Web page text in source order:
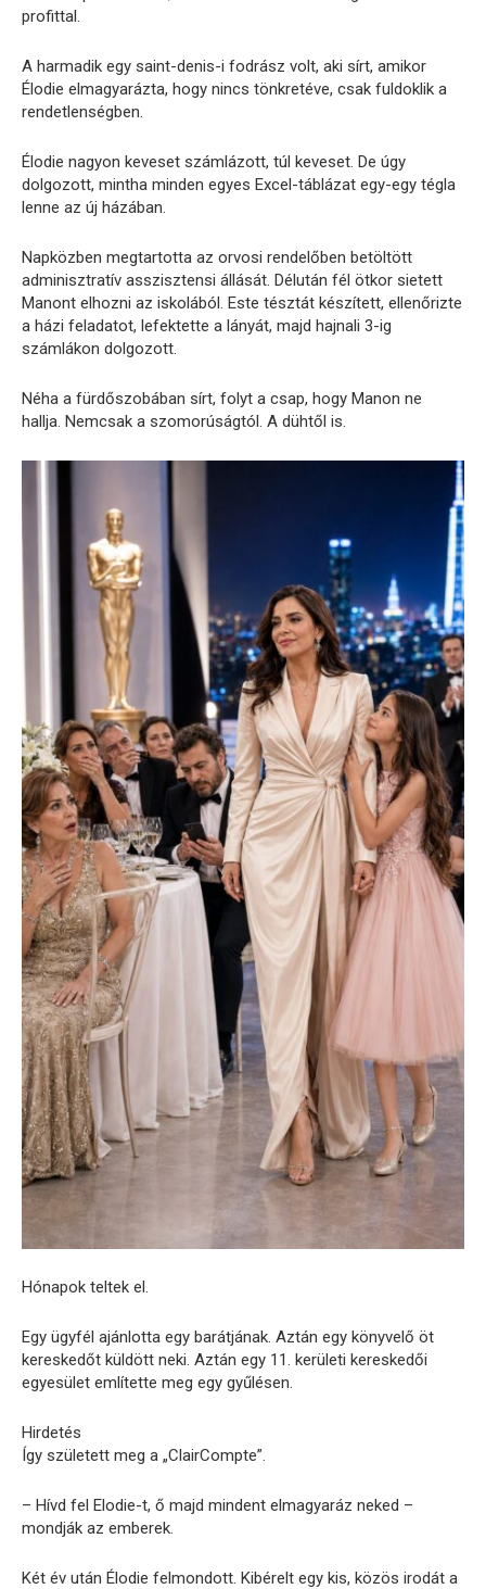
profittal.
A harmadik egy saint-denis-i fodrász volt, aki sírt, amikor
Élodie elmagyarázta, hogy nincs tönkretéve, csak fuldoklik a
rendetlenségben.
Élodie nagyon keveset számlázott, túl keveset. De úgy
dolgozott, mintha minden egyes Excel-táblázat egy-egy tégla
lenne az új házában.
Napközben megtartotta az orvosi rendelőben betöltött
adminisztratív asszisztensi állását. Délután fél ötkor sietett
Manont elhozni az iskolából. Este tésztát készített, ellenőrizte
a házi feladatot, lefektette a lányát, majd hajnali 3-ig
számlákon dolgozott.
Néha a fürdőszobában sírt, folyt a csap, hogy Manon ne
hallja. Nemcsak a szomorúságtól. A dühtől is.
Hónapok teltek el.
Egy ügyfél ajánlotta egy barátjának. Aztán egy könyvelő öt
kereskedőt küldött neki. Aztán egy 11. kerületi kereskedői
egyesület említette meg egy gyűlésen.
Hirdetés
Így született meg a „ClairCompte”.
– Hívd fel Elodie-t, ő majd mindent elmagyaráz neked –
mondják az emberek.
Két év után Élodie felmondott. Kibérelt egy kis, közös irodát a